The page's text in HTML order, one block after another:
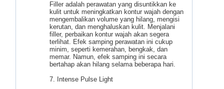
Filler adalah perawatan yang disuntikkan ke
kulit untuk meningkatkan kontur wajah dengan
mengembalikan volume yang hilang, mengisi
kerutan, dan menghaluskan kulit. Menjalani
filler, perbaikan kontur wajah akan segera
terlihat. Efek samping perawatan ini cukup
minim, seperti kemerahan, bengkak, dan
memar. Namun, efek samping ini secara
bertahap akan hilang selama beberapa hari.
7. Intense Pulse Light